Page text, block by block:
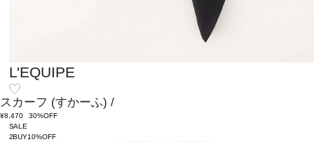
L'EQUIPE
スカーフ (すかーふ) /
¥8,470
30%OFF
SALE
2BUY10%OFF